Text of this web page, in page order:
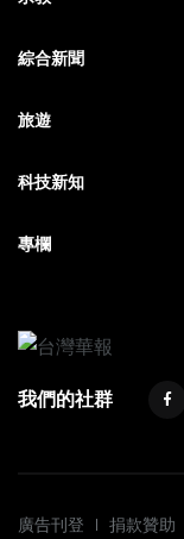
綜合新聞
旅遊
科技新知
專欄
我們的社群
廣告刊登 捐款贊助